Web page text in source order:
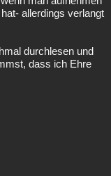
allerdings verlangt
durchlesen und
dass ich Ehre